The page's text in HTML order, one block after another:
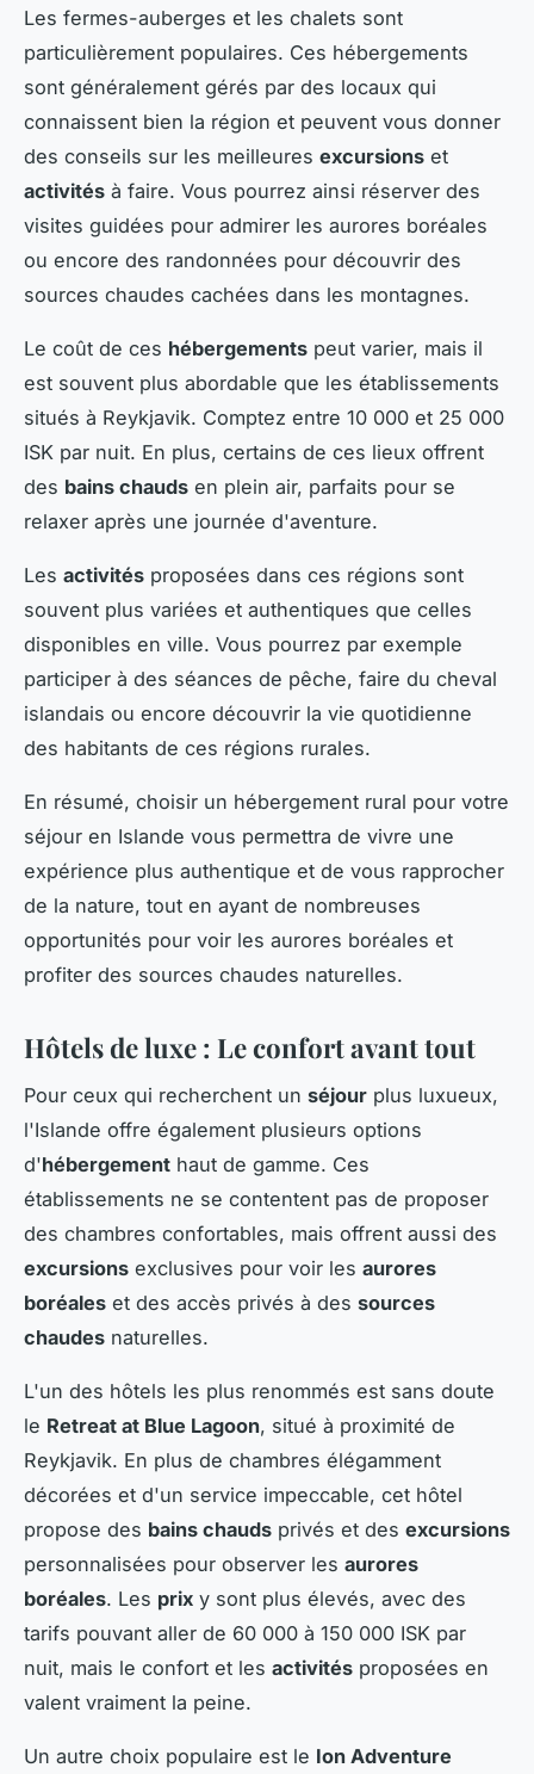
Les fermes-auberges et les chalets sont
particulièrement populaires. Ces hébergements
sont généralement gérés par des locaux qui
connaissent bien la région et peuvent vous donner
des conseils sur les meilleures excursions et
activités à faire. Vous pourrez ainsi réserver des
visites guidées pour admirer les aurores boréales
ou encore des randonnées pour découvrir des
sources chaudes cachées dans les montagnes.
Le coût de ces hébergements peut varier, mais il
est souvent plus abordable que les établissements
situés à Reykjavik. Comptez entre 10 000 et 25 000
ISK par nuit. En plus, certains de ces lieux offrent
des bains chauds en plein air, parfaits pour se
relaxer après une journée d'aventure.
Les activités proposées dans ces régions sont
souvent plus variées et authentiques que celles
disponibles en ville. Vous pourrez par exemple
participer à des séances de pêche, faire du cheval
islandais ou encore découvrir la vie quotidienne
des habitants de ces régions rurales.
En résumé, choisir un hébergement rural pour votre
séjour en Islande vous permettra de vivre une
expérience plus authentique et de vous rapprocher
de la nature, tout en ayant de nombreuses
opportunités pour voir les aurores boréales et
profiter des sources chaudes naturelles.
Hôtels de luxe : Le confort avant tout
Pour ceux qui recherchent un séjour plus luxueux,
l'Islande offre également plusieurs options
d'hébergement haut de gamme. Ces
établissements ne se contentent pas de proposer
des chambres confortables, mais offrent aussi des
excursions exclusives pour voir les aurores
boréales et des accès privés à des sources
chaudes naturelles.
L'un des hôtels les plus renommés est sans doute
le Retreat at Blue Lagoon, situé à proximité de
Reykjavik. En plus de chambres élégamment
décorées et d'un service impeccable, cet hôtel
propose des bains chauds privés et des excursions
personnalisées pour observer les aurores
boréales. Les prix y sont plus élevés, avec des
tarifs pouvant aller de 60 000 à 150 000 ISK par
nuit, mais le confort et les activités proposées en
valent vraiment la peine.
Un autre choix populaire est le Ion Adventure